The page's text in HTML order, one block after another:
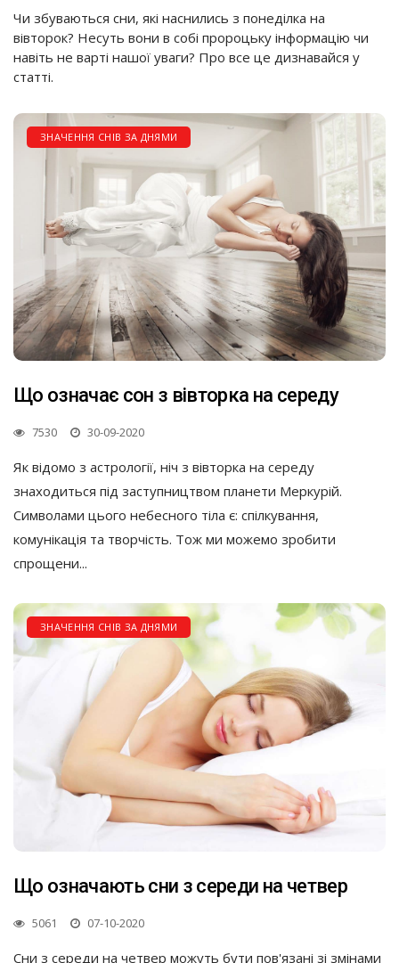
Чи збуваються сни, які наснились з понеділка на
вівторок? Несуть вони в собі пророцьку інформацію чи
навіть не варті нашої уваги? Про все це дизнавайся у
статті.
ЗНАЧЕННЯ СНІВ ЗА ДНЯМИ
Що означає сон з вівторка на середу
7530 30-09-2020
Як відомо з астрології, ніч з вівторка на середу
знаходиться під заступництвом планети Меркурій.
Символами цього небесного тіла є: спілкування,
комунікація та творчість. Тож ми можемо зробити
спрощени...
ЗНАЧЕННЯ СНІВ ЗА ДНЯМИ
Що означають сни з середи на четвер
5061 07-10-2020
Сни з середи на четвер можуть бути пов'язані зі змінами